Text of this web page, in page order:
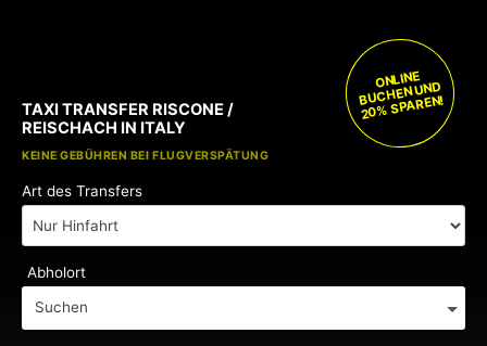
KOSTENLOSE KINDERSITZE
KEINE GEBÜHREN BEI FLUGVERSPÄTUNG
TAXI TRANSFER RISCONE /
REISCHACH IN ITALY
ONLINE
BUCHEN UND
20% SPAREN!
Art des Transfers
Abholort
Suchen